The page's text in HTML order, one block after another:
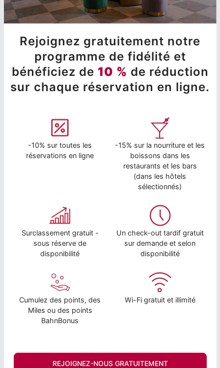
Rejoignez gratuitement notre
programme de fidélité et
bénéficiez de 10 % de réduction
sur chaque réservation en ligne.
-10% sur toutes les
réservations en ligne
-15% sur la nourriture et les
boissons dans les
restaurants et les bars
(dans les hôtels
sélectionnés)
Surclassement gratuit -
sous réserve de
disponibilité
Un check-out tardif gratuit
sur demande et selon
disponibilité
Cumulez des points, des
Miles ou des points
BahnBonus
Wi-Fi gratuit et illimité
REJOIGNEZ-NOUS GRATUITEMENT